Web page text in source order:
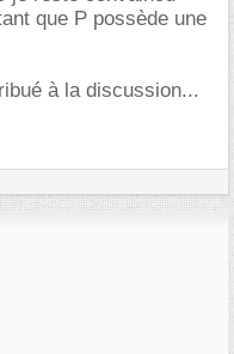
que P possède une
à la discussion...